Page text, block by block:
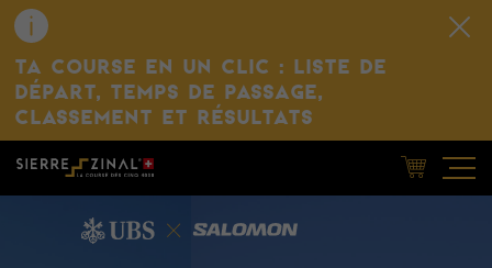
TA COURSE EN UN CLIC : LISTE DE
DÉPART, TEMPS DE PASSAGE,
CLASSEMENT ET RÉSULTATS